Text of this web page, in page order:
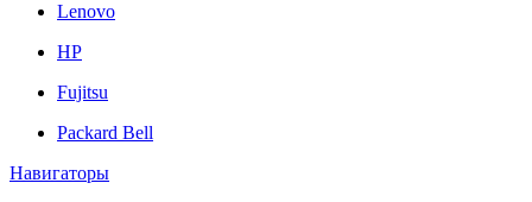
Lenovo
HP
Fujitsu
Packard Bell
Навигаторы